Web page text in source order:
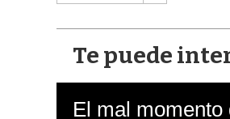
Te puede